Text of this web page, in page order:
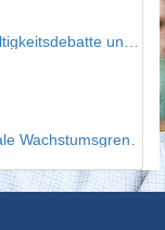
1.3 Stand der Nachhaltigkeitsdebatte und Historie der Wachstumskritik